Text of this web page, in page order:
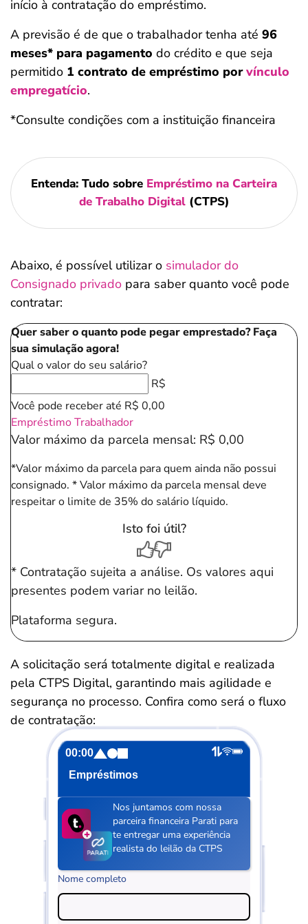
início à contratação do empréstimo.
A previsão é de que o trabalhador tenha até 96
meses* para pagamento do crédito e que seja
permitido 1 contrato de empréstimo porvínculo
empregatício.
*Consulte condições com a instituição financeira
Entenda: Tudo sobre Empréstimo na Carteira
de Trabalho Digital(CTPS)
Abaixo, é possível utilizar o simulador do
Consignado privado para saber quanto você pode
contratar:
Quer saber o quanto pode pegar emprestado? Faça
sua simulação agora!
Qual o valor do seu salário?
R$
Você pode receber até R$ 0,00
Empréstimo Trabalhador
Valor máximo da parcela mensal: R$ 0,00
*Valor máximo da parcela para quem ainda não possui
consignado. * Valor máximo da parcela mensal deve
respeitar o limite de 35% do salário líquido.
Isto foi útil?
* Contratação sujeita a análise. Os valores aqui
presentes podem variar no leilão.
Plataforma segura.
A solicitação será totalmente digital e realizada
pela CTPS Digital, garantindo mais agilidade e
segurança no processo. Confira como será o fluxo
de contratação:
00:00
Empréstimos
Nos juntamos com nossa
parceira financeira Parati para
te entregar uma experiência
realista do leilão da CTPS
Nome completo